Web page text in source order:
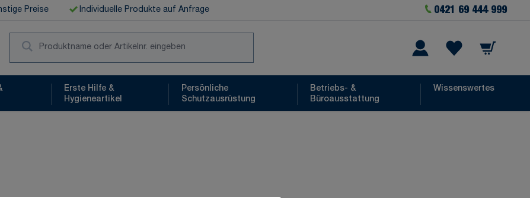
Preise Individuelle Produkte auf Anfrage 0421 69 444 999
Warenkorb
Erste Hilfe &
Hygieneartikel
Persönliche
Schutzausrüstung
Betriebs- &
Büroausstattung
Wissenswertes